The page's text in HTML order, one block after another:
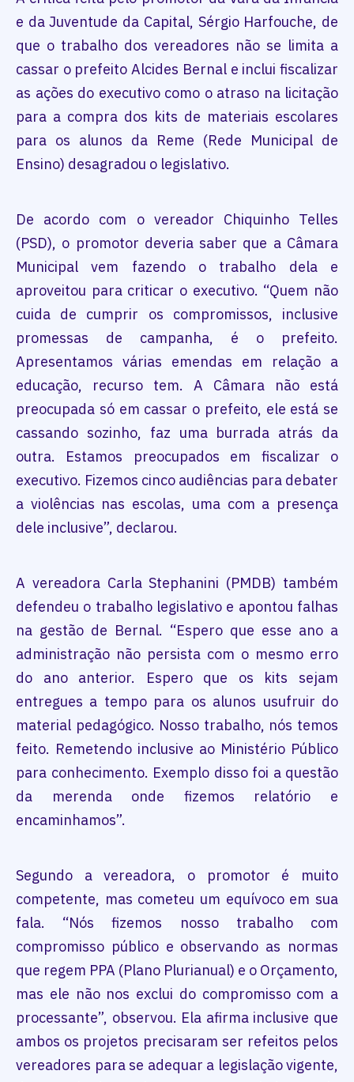
e da Juventude da Capital, Sérgio Harfouche, de
que o trabalho dos vereadores não se limita a
cassar o prefeito Alcides Bernal e inclui fiscalizar
as ações do executivo como o atraso na licitação
para a compra dos kits de materiais escolares
para os alunos da Reme (Rede Municipal de
Ensino) desagradou o legislativo.
De acordo com o vereador Chiquinho Telles
(PSD), o promotor deveria saber que a Câmara
Municipal vem fazendo o trabalho dela e
aproveitou para criticar o executivo. “Quem não
cuida de cumprir os compromissos, inclusive
promessas de campanha, é o prefeito.
Apresentamos várias emendas em relação a
educação, recurso tem. A Câmara não está
preocupada só em cassar o prefeito, ele está se
cassando sozinho, faz uma burrada atrás da
outra. Estamos preocupados em fiscalizar o
executivo. Fizemos cinco audiências para debater
a violências nas escolas, uma com a presença
dele inclusive”, declarou.
A vereadora Carla Stephanini (PMDB) também
defendeu o trabalho legislativo e apontou falhas
na gestão de Bernal. “Espero que esse ano a
administração não persista com o mesmo erro
do ano anterior. Espero que os kits sejam
entregues a tempo para os alunos usufruir do
material pedagógico. Nosso trabalho, nós temos
feito. Remetendo inclusive ao Ministério Público
para conhecimento. Exemplo disso foi a questão
da merenda onde fizemos relatório e
encaminhamos”.
Segundo a vereadora, o promotor é muito
competente, mas cometeu um equívoco em sua
fala. “Nós fizemos nosso trabalho com
compromisso público e observando as normas
que regem PPA (Plano Plurianual) e o Orçamento,
mas ele não nos exclui do compromisso com a
processante”, observou. Ela afirma inclusive que
ambos os projetos precisaram ser refeitos pelos
vereadores para se adequar a legislação vigente,